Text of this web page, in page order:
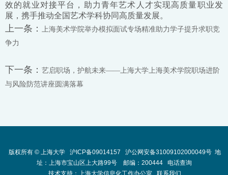
效的就业对接平台，助力青年艺术人才实现高质量职业发
展，携手推动全国艺术学科协同高质量发展。
上一条：
上海美术学院举办模拟面试专场精准助力学子提升求职竞
争力
下一条： 艺启职场，护航未来——上海大学上海美术学院职场进阶
与风险防范讲座圆满落幕
版权所有 © 上海大学 沪ICP备09014157 沪公网安备31009102000049号 地
址：上海市宝山区上大路99号 邮编：200444 电话查询
技术支持：
上海大学信息化工作办公室 联系我们